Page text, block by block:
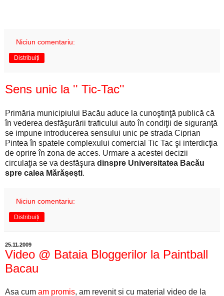
Niciun comentariu:
Distribuiți
Sens unic la '' Tic-Tac''
Primăria municipiului Bacău aduce la cunoştinţă publică că
în vederea desfăşurării traficului auto în condiţii de siguranţă
se impune introducerea sensului unic pe strada Ciprian
Pintea în spatele complexului comercial Tic Tac şi interdicţia
de oprire în zona de acces. Urmare a acestei decizii
circulaţia se va desfăşura dinspre Universitatea Bacău
spre calea Mărăşeşti.
Niciun comentariu:
Distribuiți
25.11.2009
Video @ Bataia Bloggerilor la Paintball
Bacau
Asa cum am promis, am revenit si cu material video de la